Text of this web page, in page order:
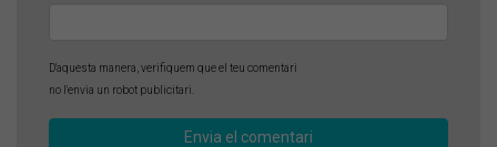
D'aquesta manera, verifiquem que el teu comentari
no l'envia un robot publicitari.